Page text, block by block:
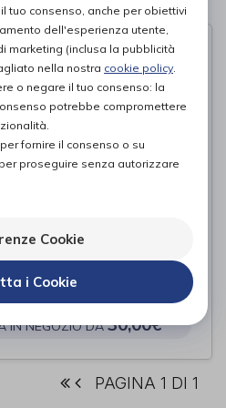
IN NEGOZIO DA30,00€
PAGINA 1 DI 1
tuo consenso, anche per obiettivi
dell'esperienza utente,
marketing (inclusa la pubblicità
nella nostra cookie policy.
o negare il tuo consenso: la
potrebbe compromettere
fornire il consenso o su
proseguire senza autorizzare
Cookie
i Cookie